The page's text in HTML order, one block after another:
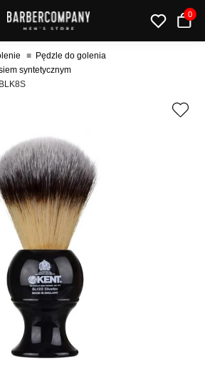
0
Pędzle do golenia
syntetycznym